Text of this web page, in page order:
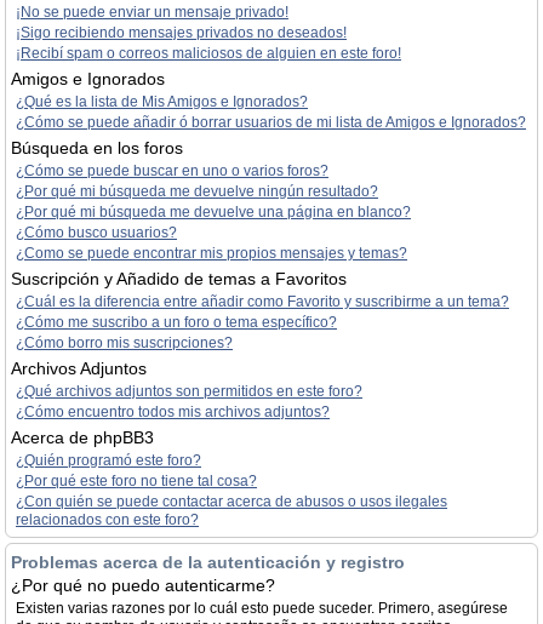
¡No se puede enviar un mensaje privado!
¡Sigo recibiendo mensajes privados no deseados!
¡Recibí spam o correos maliciosos de alguien en este foro!
Amigos e Ignorados
¿Qué es la lista de Mis Amigos e Ignorados?
¿Cómo se puede añadir ó borrar usuarios de mi lista de Amigos e Ignorados?
Búsqueda en los foros
¿Cómo se puede buscar en uno o varios foros?
¿Por qué mi búsqueda me devuelve ningún resultado?
¿Por qué mi búsqueda me devuelve una página en blanco?
¿Cómo busco usuarios?
¿Como se puede encontrar mis propios mensajes y temas?
Suscripción y Añadido de temas a Favoritos
¿Cuál es la diferencia entre añadir como Favorito y suscribirme a un tema?
¿Cómo me suscribo a un foro o tema específico?
¿Cómo borro mis suscripciones?
Archivos Adjuntos
¿Qué archivos adjuntos son permitidos en este foro?
¿Cómo encuentro todos mis archivos adjuntos?
Acerca de phpBB3
¿Quién programó este foro?
¿Por qué este foro no tiene tal cosa?
¿Con quién se puede contactar acerca de abusos o usos ilegales
relacionados con este foro?
Problemas acerca de la autenticación y registro
¿Por qué no puedo autenticarme?
Existen varias razones por lo cuál esto puede suceder. Primero, asegúrese